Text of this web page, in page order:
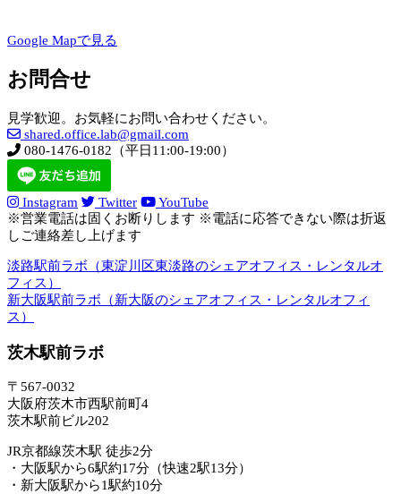
Google Mapで見る
お問合せ
見学歓迎。お気軽にお問い合わせください。
shared.office.lab@gmail.com
080-1476-0182（平日11:00-19:00）
Instagram Twitter
YouTube
※営業電話は固くお断りします ※電話に応答できない際は折返
しご連絡差し上げます
淡路駅前ラボ（東淀川区東淡路のシェアオフィス・レンタルオ
フィス）
新大阪駅前ラボ（新大阪のシェアオフィス・レンタルオフィ
ス）
茨木駅前ラボ
〒567-0032
大阪府茨木市西駅前町4
茨木駅前ビル202
JR京都線茨木駅 徒歩2分
・大阪駅から6駅約17分（快速2駅13分）
・新大阪駅から1駅約10分